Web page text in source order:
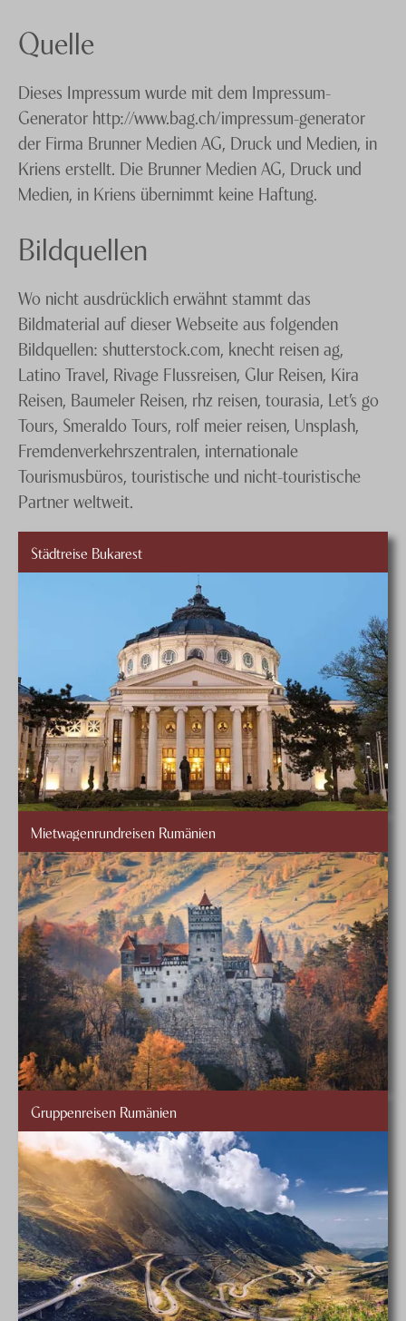
Quelle
Dieses Impressum wurde mit dem Impressum-
Generator http://www.bag.ch/impressum-generator
der Firma Brunner Medien AG, Druck und Medien, in
Kriens erstellt. Die Brunner Medien AG, Druck und
Medien, in Kriens übernimmt keine Haftung.
Bildquellen
Wo nicht ausdrücklich erwähnt stammt das
Bildmaterial auf dieser Webseite aus folgenden
Bildquellen: shutterstock.com, knecht reisen ag,
Latino Travel, Rivage Flussreisen, Glur Reisen, Kira
Reisen, Baumeler Reisen, rhz reisen, tourasia, Let’s go
Tours, Smeraldo Tours, rolf meier reisen, Unsplash,
Fremdenverkehrszentralen, internationale
Tourismusbüros, touristische und nicht-touristische
Partner weltweit.
Städtreise Bukarest
Mietwagenrundreisen Rumänien
Gruppenreisen Rumänien